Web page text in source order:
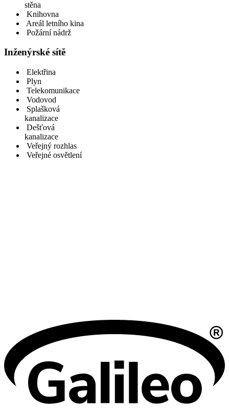
stěna
Knihovna
Areál letního kina
Požární nádrž
Inženýrské sítě
Elektřina
Plyn
Telekomunikace
Vodovod
Splašková
kanalizace
Dešťová
kanalizace
Veřejný rozhlas
Veřejné osvětlení